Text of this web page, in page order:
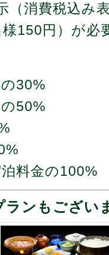
（消費税込み
150円）が必
30%
50%
料金の100%
ランもござい